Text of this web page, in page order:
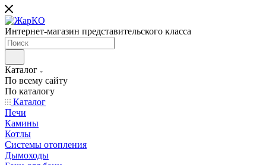
Интернет-магазин представительского класса
Каталог
По всему сайту
По каталогу
Каталог
Печи
Камины
Котлы
Системы отопления
Дымоходы